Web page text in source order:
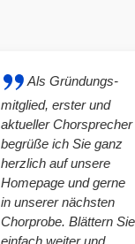
Als Gründungs-
mitglied, erster und
aktueller Chorsprecher
begrüße ich Sie ganz
herzlich auf unsere
Homepage und gerne
in unserer nächsten
Chorprobe. Blättern Sie
einfach weiter und